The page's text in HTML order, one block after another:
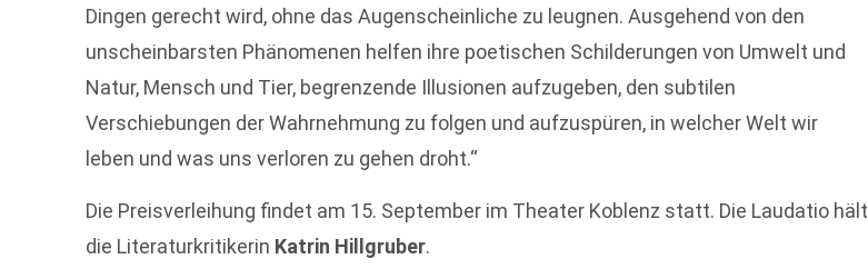
Dingen gerecht wird, ohne das Augenscheinliche zu leugnen. Ausgehend von den
unscheinbarsten Phänomenen helfen ihre poetischen Schilderungen von Umwelt und
Natur, Mensch und Tier, begrenzende Illusionen aufzugeben, den subtilen
Verschiebungen der Wahrnehmung zu folgen und aufzuspüren, in welcher Welt wir
leben und was uns verloren zu gehen droht.“
Die Preisverleihung findet am 15. September im Theater Koblenz statt. Die Laudatio hält
die Literaturkritikerin Katrin Hillgruber.